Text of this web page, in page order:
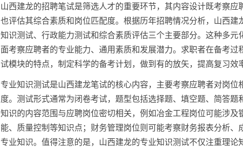
山西建龙的招聘笔试是筛选人才的重要环节，其内容设计既考察应
也评估其综合素质和岗位匹配度。根据历年招聘情况分析，山西建
知识测试、行政能力测试和综合素质评估三个主要部分。这种多元
面考察应聘者的专业能力、通用素质和发展潜力。求职者在备考过
试模块的特点，制定科学的备考计划，做到有的放矢，提高复习效
专业知识测试是山西建龙笔试的核心内容，主要考察应聘者对岗位
度。测试形式通常为闭卷考试，题型包括选择题、填空题、简答题
知识的内容范围与应聘岗位密切相关，例如冶金工程岗位可能涉及
能、质量控制等知识点；财务管理岗位则可能考察财务报表分析、
专业知识。值得注意的是，山西建龙的专业知识测试不仅注重理论